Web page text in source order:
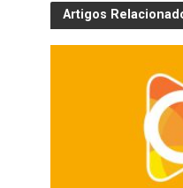
Artigos